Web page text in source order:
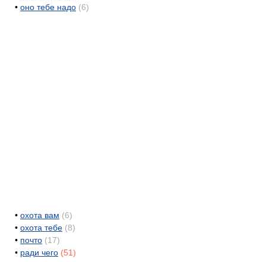
• оно тебе надо (6)
• охота вам (6)
• охота тебе (8)
• почто (17)
• ради чего (51)